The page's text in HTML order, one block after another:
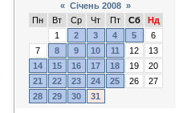
« Січень 2008 »
Пн
Вт Ср Чт Пт Сб
Нд
1
2 3 4 5
6
7
8 9 10 11 12
13
14
15 16 17 18 19
20
21
22 23 24 25 26
27
28
29 30 31